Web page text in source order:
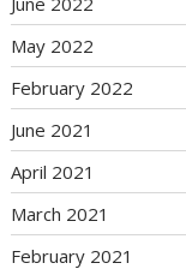
May 2022
February 2022
June 2021
April 2021
March 2021
February 2021